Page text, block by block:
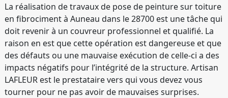
La réalisation de travaux de pose de peinture sur toiture
en fibrociment à Auneau dans le 28700 est une tâche qui
doit revenir à un couvreur professionnel et qualifié. La
raison en est que cette opération est dangereuse et que
des défauts ou une mauvaise exécution de celle-ci a des
impacts négatifs pour l’intégrité de la structure. Artisan
LAFLEUR est le prestataire vers qui vous devez vous
tourner pour ne pas avoir de mauvaises surprises.